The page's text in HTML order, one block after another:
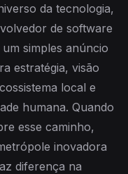
da tecnologia,
de software
simples anúncio
estratégia, visão
local e
humana. Quando
esse caminho,
inovadora
diferença na